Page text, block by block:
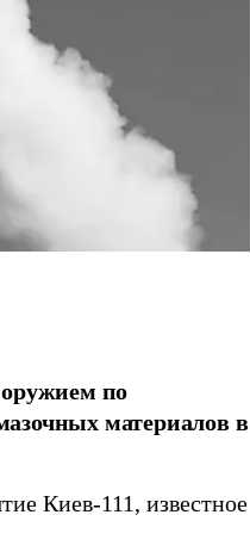
по
материалов в
Киев-111, известное